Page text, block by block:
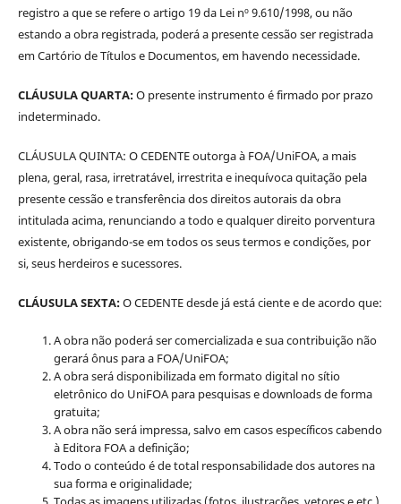
registro a que se refere o artigo 19 da Lei nº 9.610/1998, ou não
estando a obra registrada, poderá a presente cessão ser registrada
em Cartório de Títulos e Documentos, em havendo necessidade.
CLÁUSULA QUARTA:O presente instrumento é firmado por prazo
indeterminado.
CLÁUSULA QUINTA: O CEDENTE outorga à FOA/UniFOA, a mais
plena, geral, rasa, irretratável, irrestrita e inequívoca quitação pela
presente cessão e transferência dos direitos autorais da obra
intitulada acima, renunciando a todo e qualquer direito porventura
existente, obrigando-se em todos os seus termos e condições, por
si, seus herdeiros e sucessores.
CLÁUSULA SEXTA:O CEDENTE desde já está ciente e de acordo que:
A obra não poderá ser comercializada e sua contribuição não
gerará ônus para a FOA/UniFOA;
A obra será disponibilizada em formato digital no sítio
eletrônico do UniFOA para pesquisas e downloads de forma
gratuita;
A obra não será impressa, salvo em casos específicos cabendo
à Editora FOA a definição;
Todo o conteúdo é de total responsabilidade dos autores na
sua forma e originalidade;